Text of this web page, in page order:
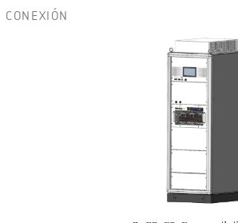
CONEXIÓN